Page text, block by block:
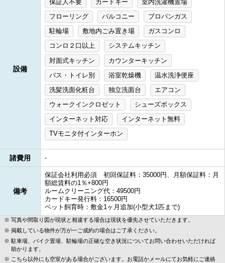
設備
保証人不要 カードキー
室内洗濯機置場
フローリング
バルコニー
プロパンガス
駐輪場
敷地内ごみ置き場
ガスコンロ
コンロ２口以上
システムキッチン
対面式キッチン
カウンターキッチン
バス・トイレ別
浴室乾燥機
温水洗浄便座
洗髪洗面化粧台
独立洗面台
エアコン
ウォークインクロゼット
シューズボックス
インターネット対応
インターネット無料
TVモニタ付インターホン
諸費用 -
備考
保証会社利用必須 初回保証料：35000円、月額保証料：月
額総賃料の1％+800円
ルームクリーニング代：49500円
カードキー発行料：16500円
ペット飼育時：敷金1ヶ月追加(小型犬1匹まで)
写真や間取り図が現状と相違する場合は現状を優先させていただきます。
掲載している物件が万が一ご成約の場合はご了承ください。
駐車場、バイク置場、駐輪場の正確な空き状況についてお問い合わせいただければ
助かります。
こちら以外にも空室がある場合がございます。お電話かメールにてお気軽にご連絡